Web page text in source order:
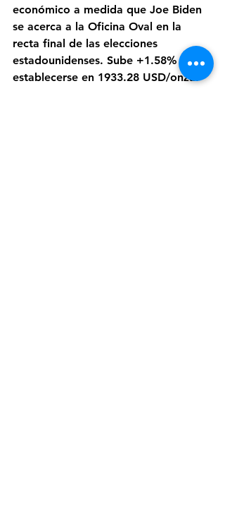
económico a medida que Joe Biden
se acerca a la Oficina Oval en la
recta final de las elecciones
estadounidenses. Sube +1.58% para
establecerse en 1933.28 USD/onza.